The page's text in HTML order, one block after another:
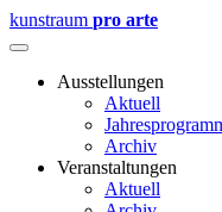
kunstraum pro arte
Ausstellungen
Aktuell
Archiv
Veranstaltungen
Aktuell